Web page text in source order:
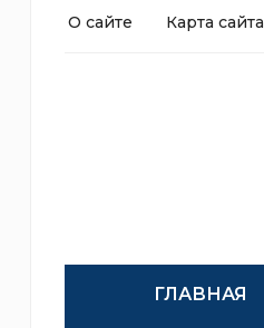
О сайте Карта сайта
ГЛАВНАЯ